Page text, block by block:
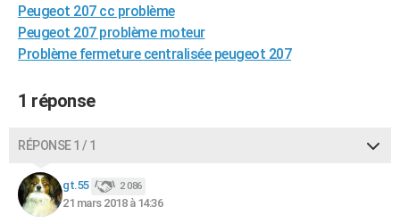
CARTE DE VOEUX
Dictionnaire
Biographies
Citations
Expressions
Proverbes
PROGRAMME TV
COPAINS D'AVANT
S'inscrire
Se connecter
Lycées
Collèges
Primaires
Universités
Entreprises
Service militaire
Avis de recherche
AVIS DE DÉCÈS
FORUM
Peugeot 207 cc problème
Peugeot 207 problème moteur
Problème fermeture centralisée peugeot 207
1 réponse
RÉPONSE 1 / 1
gt.55 2 086
21 mars 2018 à 14:36